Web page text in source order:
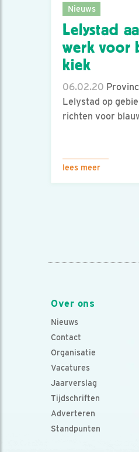
Nieuws
Lelystad
werk voor
kiek
06.02.20
Lelystad op
richten voor
lees meer
Over ons
Nieuws
Contact
Organisatie
Vacatures
Jaarverslag
Tijdschriften
Adverteren
Standpunten